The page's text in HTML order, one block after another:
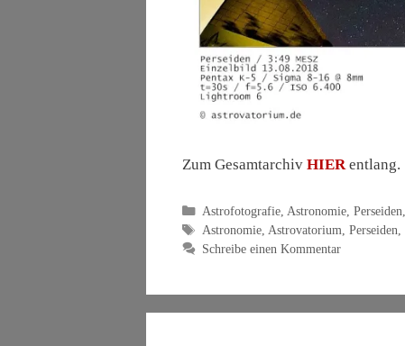
Zum Gesamtarchiv HIERentlang.
Kategorien
Astrofotografie, Astronomie, Perseiden
Schlagwörter
Astronomie, Astrovatorium Perseiden
Schreibe einen Kommentar